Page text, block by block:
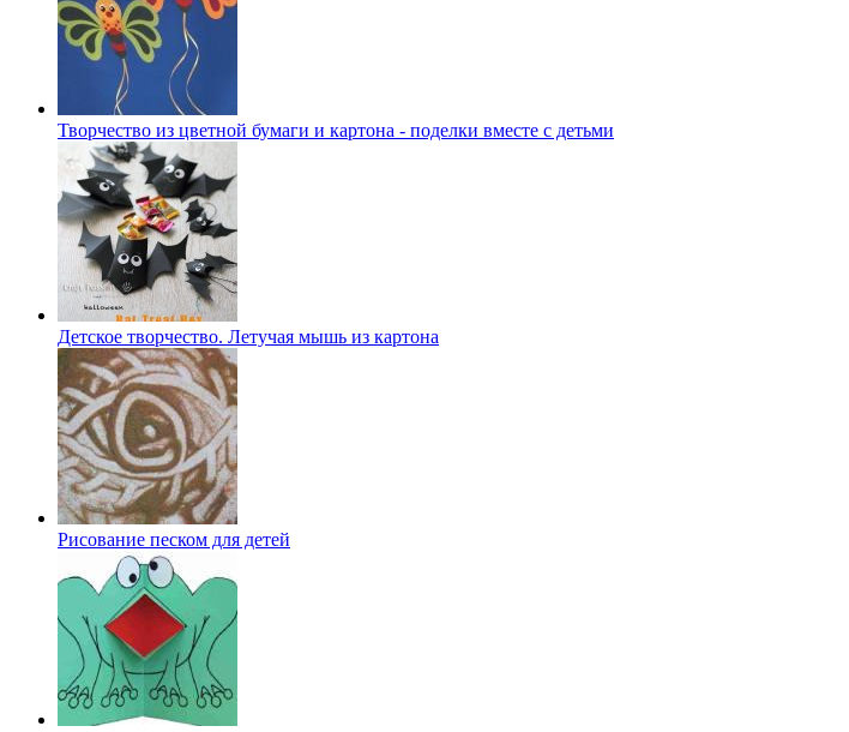
Творчество из цветной бумаги и картона - поделки вместе с детьми
Детское творчество. Летучая мышь из картона
Рисование песком для детей